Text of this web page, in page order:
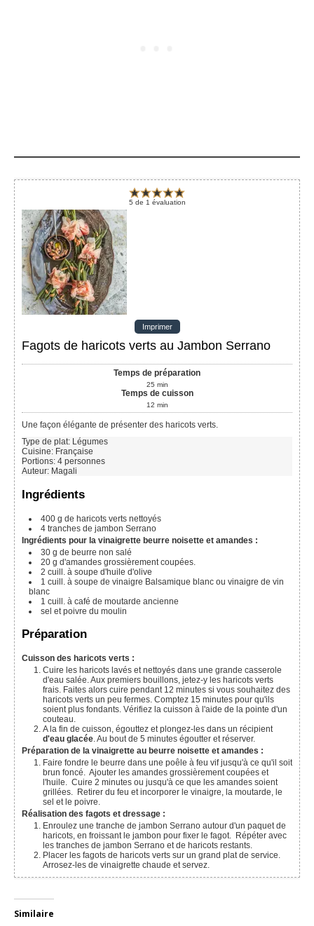
5 de 1 évaluation
Imprimer
Fagots de haricots verts au Jambon Serrano
Temps de préparation
25 min
Temps de cuisson
12 min
Une façon élégante de présenter des haricots verts.
Type de plat: Légumes
Cuisine: Française
Portions: 4 personnes
Auteur: Magali
Ingrédients
400 g de haricots verts nettoyés
4 tranches de jambon Serrano
Ingrédients pour la vinaigrette beurre noisette et amandes :
30 g de beurre non salé
20 g d'amandes grossièrement coupées.
2 cuill. à soupe d'huile d'olive
1 cuill. à soupe de vinaigre Balsamique blanc ou vinaigre de vin
blanc
1 cuill. à café de moutarde ancienne
sel et poivre du moulin
Préparation
Cuisson des haricots verts :
Cuire les haricots lavés et nettoyés dans une grande casserole
d'eau salée. Aux premiers bouillons, jetez-y les haricots verts
frais. Faites alors cuire pendant 12 minutes si vous souhaitez des
haricots verts un peu fermes. Comptez 15 minutes pour qu'ils
soient plus fondants. Vérifiez la cuisson à l'aide de la pointe d'un
couteau.
A la fin de cuisson, égouttez et plongez-les dans un récipient
d'eau glacée. Au bout de 5 minutes égoutter et réserver.
Préparation de la vinaigrette au beurre noisette et amandes :
Faire fondre le beurre dans une poêle à feu vif jusqu'à ce qu'il soit
brun foncé. Ajouter les amandes grossièrement coupées et
l'huile. Cuire 2 minutes ou jusqu'à ce que les amandes soient
grillées. Retirer du feu et incorporer le vinaigre, la moutarde, le
sel et le poivre.
Réalisation des fagots et dressage :
Enroulez une tranche de jambon Serrano autour d'un paquet de
haricots, en froissant le jambon pour fixer le fagot. Répéter avec
les tranches de jambon Serrano et de haricots restants.
Placer les fagots de haricots verts sur un grand plat de service.
Arrosez-les de vinaigrette chaude et servez.
Similaire